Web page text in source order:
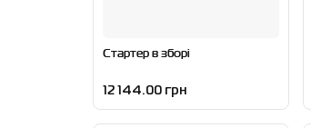
Стартер в зборі
12 144.00 грн